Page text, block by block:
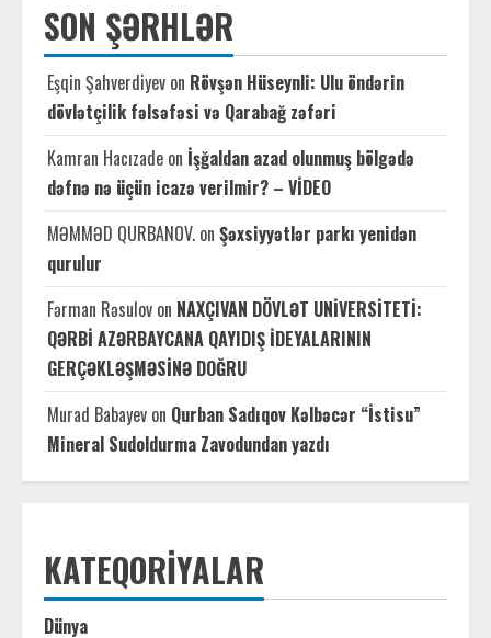
SON ŞƏRHLƏR
Eşqin Şahverdiyev on Rövşən Hüseynli: Ulu öndərin
dövlətçilik fəlsəfəsi və Qarabağ zəfəri
Kamran Hacızade on İşğaldan azad olunmuş bölgədə
dəfnə nə üçün icazə verilmir? – VİDEO
MƏMMƏD QURBANOV. on Şəxsiyyətlər parkı yenidən
qurulur
Fərman Rəsulov on NAXÇIVAN DÖVLƏT UNİVERSİTETİ:
QƏRBİ AZƏRBAYCANA QAYIDIŞ İDEYALARININ
GERÇƏKLƏŞMƏSİNƏ DOĞRU
Murad Babayev on Qurban Sadıqov Kəlbəcər “İstisu”
Mineral Sudoldurma Zavodundan yazdı
KATEQORIYALAR
Dünya